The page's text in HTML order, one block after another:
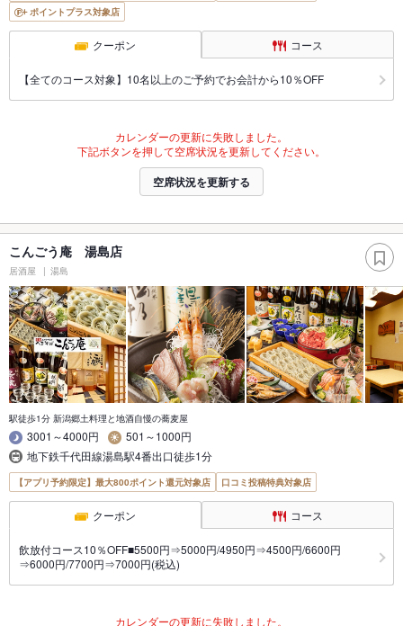
ポイントプラス対象店
クーポン コース
【全てのコース対象】10名以上のご予約でお会計から10％OFF
カレンダーの更新に失敗しました。
下記ボタンを押して空席状況を更新してください。
空席状況を更新する
こんごう庵 湯島店
居酒屋 湯島
駅徒歩1分 新潟郷土料理と地酒自慢の蕎麦屋
3001～4000円
501～1000円
地下鉄千代田線湯島駅4番出口徒歩1分
【アプリ予約限定】最大800ポイント還元対象店 口コミ投稿特典対象店
クーポン コース
飲放付コース10％OFF■5500円⇒5000円/4950円⇒4500円/6600円
⇒6000円/7700円⇒7000円(税込)
カレンダーの更新に失敗しました。